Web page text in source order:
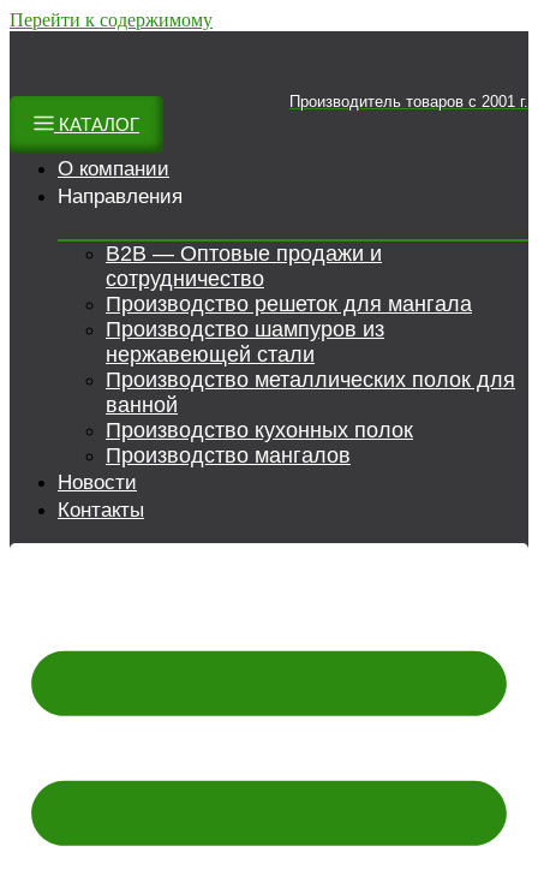
Перейти к содержимому
Производитель товаров c 2001 г.
КАТАЛОГ
О компании
Направления
B2B — Оптовые продажи и
сотрудничество
Производство решеток для мангала
Производство шампуров из
нержавеющей стали
Производство металлических полок для
ванной
Производство кухонных полок
Производство мангалов
Новости
Контакты